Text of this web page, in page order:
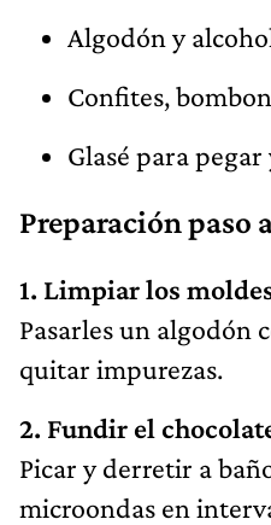
Algodón y
Confites,
Glasé para
Preparación paso
1. Limpiar los
Pasarles un algodón
quitar impurezas.
2. Fundir el
Picar y derretir a
microondas en